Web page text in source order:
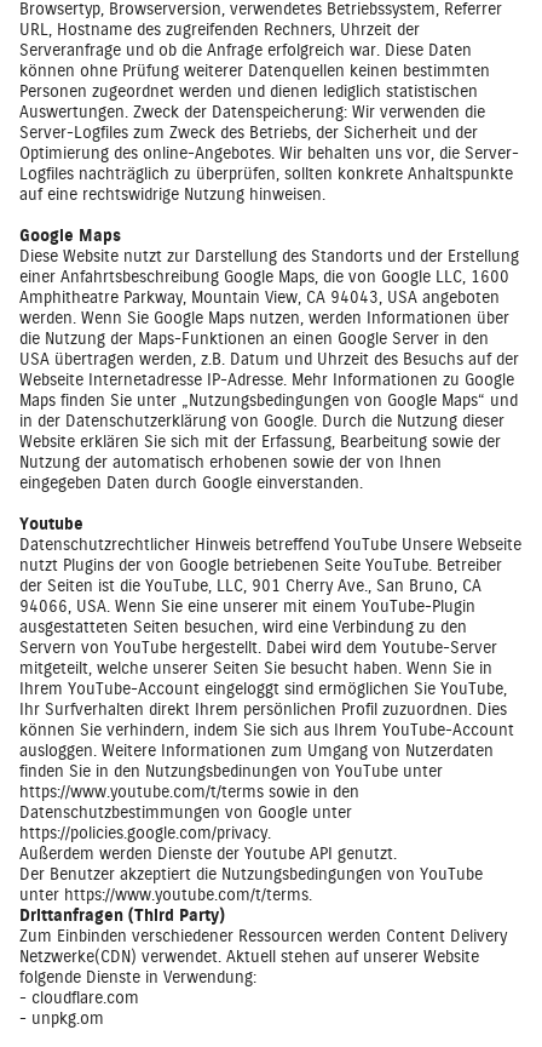
Browsertyp, Browserversion, verwendetes Betriebssystem, Referrer
URL, Hostname des zugreifenden Rechners, Uhrzeit der
Serveranfrage und ob die Anfrage erfolgreich war. Diese Daten
können ohne Prüfung weiterer Datenquellen keinen bestimmten
Personen zugeordnet werden und dienen lediglich statistischen
Auswertungen. Zweck der Datenspeicherung: Wir verwenden die
Server-Logfiles zum Zweck des Betriebs, der Sicherheit und der
Optimierung des online-Angebotes. Wir behalten uns vor, die Server-
Logfiles nachträglich zu überprüfen, sollten konkrete Anhaltspunkte
auf eine rechtswidrige Nutzung hinweisen.
Google Maps
Diese Website nutzt zur Darstellung des Standorts und der Erstellung
einer Anfahrtsbeschreibung Google Maps, die von Google LLC, 1600
Amphitheatre Parkway, Mountain View, CA 94043, USA angeboten
werden. Wenn Sie Google Maps nutzen, werden Informationen über
die Nutzung der Maps-Funktionen an einen Google Server in den
USA übertragen werden, z.B. Datum und Uhrzeit des Besuchs auf der
Webseite Internetadresse IP-Adresse. Mehr Informationen zu Google
Maps finden Sie unter „Nutzungsbedingungen von Google Maps“ und
in der Datenschutzerklärung von Google. Durch die Nutzung dieser
Website erklären Sie sich mit der Erfassung, Bearbeitung sowie der
Nutzung der automatisch erhobenen sowie der von Ihnen
eingegeben Daten durch Google einverstanden.
Youtube
Datenschutzrechtlicher Hinweis betreffend YouTube Unsere Webseite
nutzt Plugins der von Google betriebenen Seite YouTube. Betreiber
der Seiten ist die YouTube, LLC, 901 Cherry Ave., San Bruno, CA
94066, USA. Wenn Sie eine unserer mit einem YouTube-Plugin
ausgestatteten Seiten besuchen, wird eine Verbindung zu den
Servern von YouTube hergestellt. Dabei wird dem Youtube-Server
mitgeteilt, welche unserer Seiten Sie besucht haben. Wenn Sie in
Ihrem YouTube-Account eingeloggt sind ermöglichen Sie YouTube,
Ihr Surfverhalten direkt Ihrem persönlichen Profil zuzuordnen. Dies
können Sie verhindern, indem Sie sich aus Ihrem YouTube-Account
ausloggen. Weitere Informationen zum Umgang von Nutzerdaten
finden Sie in den Nutzungsbedinungen von YouTube unter
https://www.youtube.com/t/terms sowie in den
Datenschutzbestimmungen von Google unter
https://policies.google.com/privacy.
Außerdem werden Dienste der Youtube API genutzt.
Der Benutzer akzeptiert die Nutzungsbedingungen von YouTube
unter https://www.youtube.com/t/terms
Drittanfragen (Third Party)
Zum Einbinden verschiedener Ressourcen werden Content Delivery
Netzwerke(CDN) verwendet. Aktuell stehen auf unserer Website
folgende Dienste in Verwendung:
- cloudflare.com
- unpkg.om